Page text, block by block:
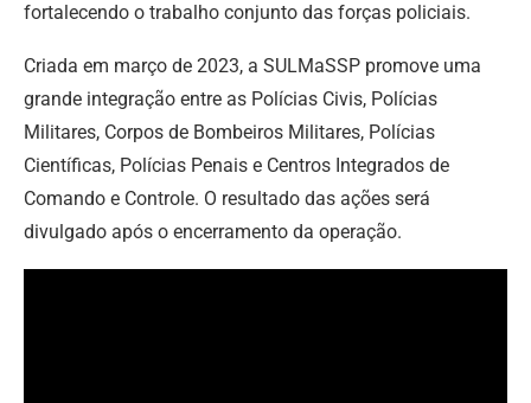
fortalecendo o trabalho conjunto das forças policiais.
Criada em março de 2023, a SULMaSSP promove uma
grande integração entre as Polícias Civis, Polícias
Militares, Corpos de Bombeiros Militares, Polícias
Científicas, Polícias Penais e Centros Integrados de
Comando e Controle. O resultado das ações será
divulgado após o encerramento da operação.